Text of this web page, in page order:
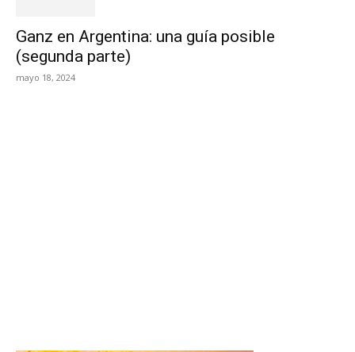
Ganz en Argentina: una guía posible
(segunda parte)
mayo 18, 2024